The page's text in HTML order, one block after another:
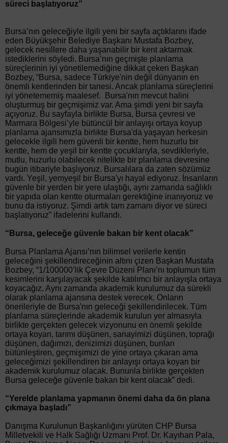
süreci başlatıyoruz”
Bursa’nın geleceğiyle ilgili yeni bir sayfa açtıklarını ifade
eden Büyükşehir Belediye Başkanı Mustafa Bozbey,
gelecek nesillere daha yaşanabilir bir kent aktarmak
istediklerini söyledi. Bursa’nın geçmişte planlama
süreçlerinin iyi yönetilemediğine dikkat çeken Başkan
Bozbey, “Bursa, sadece Türkiye'nin değil dünyanın en
önemli kentlerinden bir tanesi. Ancak planlama süreçlerini
iyi yönetememiş maalesef. Bursa'nın mevcut halini
oluşturmuş bir geçmişimiz var. Ama şimdi yeni bir sayfa
açıyoruz. Bu sayfayla birlikte Bursa, Bursa çevresi ve
Marmara Bölgesi’yle bütüncül bir anlayışı ortaya koyup
planlama ajansımızla birlikte Bursa'da yaşayan herkesin
gelecekle ilgili hem güvenli bir kentte, hem huzurlu bir
kentte, hem de yeşil bir kentte çocuklarıyla, sevdikleriyle,
mutlu, huzurlu olabilecek nitelikte bir planlama devresine
bugün itibariyle başlıyoruz. Bursalılara da zaten sözümüz
vardı. Yeşil, yemyeşil bir Bursa'yı hayal ediyoruz. İnsanların
güvenle bir yerden bir yere ulaştığı, aynı zamanda sağlıklı
bir yapıda olan kentte oturmaları gerektiğine inanıyoruz ve
bunu da istiyoruz. Şimdi artık tam zamanı diyor ve süreci
başlatıyoruz” ifadelerini kullandı.
“Bursa, geleceğe güvenle bakan bir kent olacak”
Bursa Planlama Ajansı’nın bilimsel verilerle kentin
geleceğini şekillendireceğinin altını çizen Başkan Mustafa
Bozbey, “1/100000’lik Çevre Düzeni Planı’nı toplumun tüm
kesimlerini karşılayacak şekilde katılımcı bir anlayışla ortaya
koyacağız. Aynı zamanda akademik kurulumuz da sürekli
olarak planlama ajansına destek verecek. Onların
önerileriyle de Bursa'nın geleceği şekillendirilecek. Tüm
planlama süreçlerinde akademik kurulun yer almasıyla
birlikte gerçekten gelecek vizyonunu en önemli şekilde
ortaya koyan, tarımı düşünen, sanayimizi düşünen, toprağı
düşünen, dağımızı, denizimizi düşünen, bunları
bütünleştiren, geçmişimizi de yine ortaya çıkaran ama
geleceğimizi şekillendiren bir anlayışı ortaya koyan bir
akademik kurulumuz olacak. Bununla birlikte gerçekten
Bursa geleceğe güvenle bakan bir kent olacak” dedi.
“Yerelde planlama yapmanın önemi daha da ön plana
çıkmaya başladı”
Danışma Kurulunun Başkanlığını yürüten CHP Bursa
Milletvekili ve Halk Sağlığı Uzmanı Prof. Dr. Kayıhan Pala,